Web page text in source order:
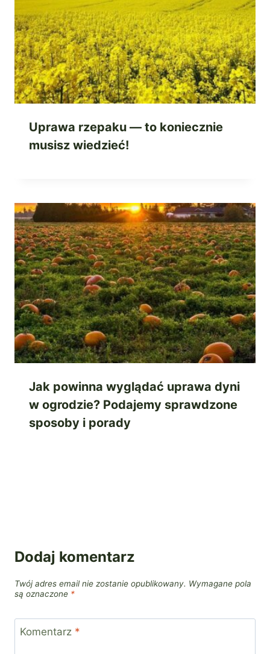
Uprawa rzepaku — to koniecznie
musisz wiedzieć!
Jak powinna wyglądać uprawa dyni
w ogrodzie? Podajemy sprawdzone
sposoby i porady
Dodaj komentarz
Twój adres email nie zostanie opublikowany. Wymagane pola
są oznaczone *
Komentarz *